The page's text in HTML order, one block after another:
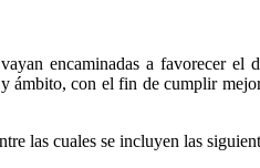
encaminadas a favorecer
con el fin de cumplir
las cuales se incluyen las